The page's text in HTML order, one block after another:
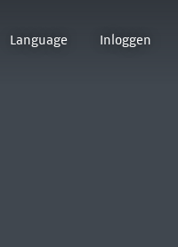
Language Inloggen